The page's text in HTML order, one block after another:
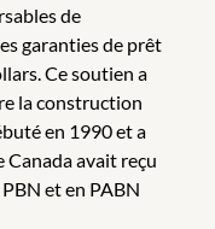
de
garanties de prêt
Ce soutien a
la construction
en 1990 et a
Canada avait reçu
et en PABN